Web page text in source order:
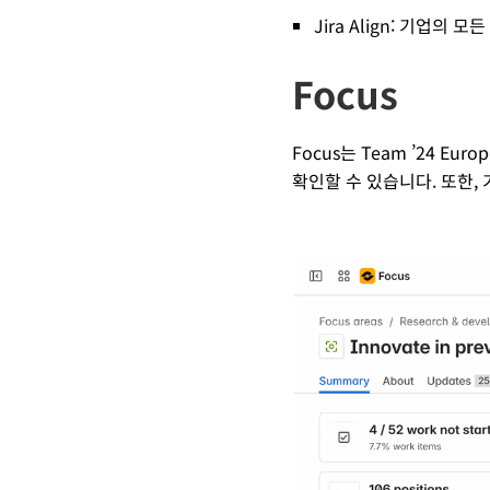
Jira Align: 기업의 모든
Focus
Focus는 Team ’24
확인할 수 있습니다. 또한,